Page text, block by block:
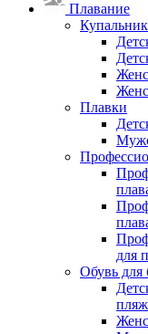
Плавание
Плавки
для
Обувь для